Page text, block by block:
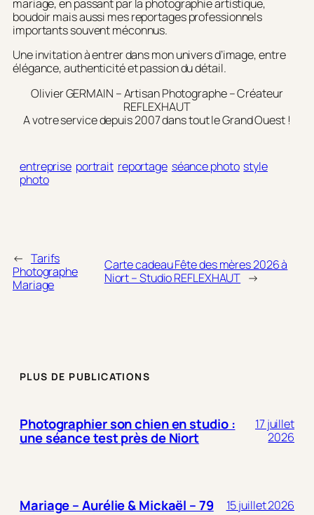
mariage, en passant par la photographie artistique,
boudoir mais aussi mes reportages professionnels
importants souvent méconnus.
Une invitation à entrer dans mon univers d’image, entre
élégance, authenticité et passion du détail.
Olivier GERMAIN – Artisan Photographe – Créateur
REFLEXHAUT
A votre service depuis 2007 dans tout le Grand Ouest !
entreprise portrait reportage séance photo style
photo
← Tarifs
Photographe
Mariage
Carte cadeau Fête des mères 2026 à
Niort – Studio REFLEXHAUT →
PLUS DE PUBLICATIONS
Photographier son chien en studio :
une séance test près de Niort
17 juillet
2026
Mariage – Aurélie & Mickaël – 79 15 juillet 2026